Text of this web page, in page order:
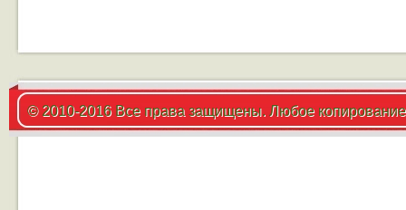
© 2010-2016 Все права защищены. Любое